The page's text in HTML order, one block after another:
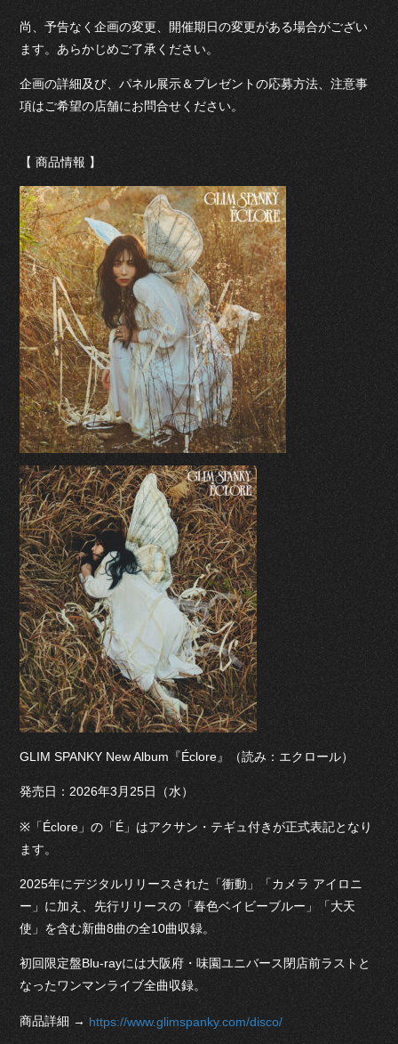
尚、予告なく企画の変更、開催期日の変更がある場合がござい
ます。あらかじめご了承ください。
企画の詳細及び、パネル展示＆プレゼントの応募方法、注意事
項はご希望の店舗にお問合せください。
【 商品情報 】
GLIM SPANKY New Album『Éclore』（読み：エクロール）
発売日：2026年3月25日（水）
※「Éclore」の「É」はアクサン・テギュ付きが正式表記となり
ます。
2025年にデジタルリリースされた「衝動」「カメラ アイロニ
ー」に加え、先行リリースの「春色ベイビーブルー」「大天
使」を含む新曲8曲の全10曲収録。
初回限定盤Blu-rayには大阪府・味園ユニバース閉店前ラストと
なったワンマンライブ全曲収録。
商品詳細 → https://www.glimspanky.com/disco/